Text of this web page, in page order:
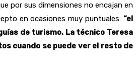
por sus dimensiones no encajan en
en ocasiones muy puntuales: “el
de turismo. La técnico Teresa
cuando se puede ver el resto de